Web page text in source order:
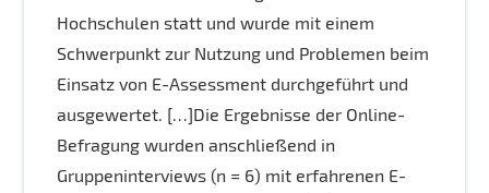
Hochschulen statt und wurde mit einem
Schwerpunkt zur Nutzung und Problemen beim
Einsatz von E-Assessment durchgeführt und
ausgewertet. […]Die Ergebnisse der Online-
Befragung wurden anschließend in
Gruppeninterviews (n = 6) mit erfahrenen E-